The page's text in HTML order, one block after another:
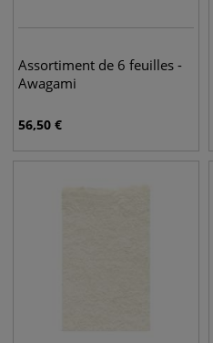
Assortiment de 6 feuilles -
Awagami
56,50 €